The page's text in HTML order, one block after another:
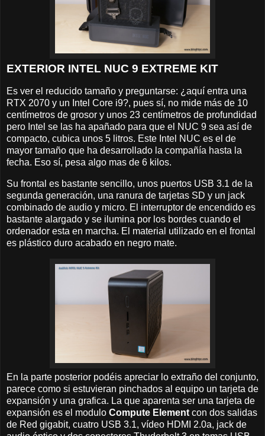
EXTERIOR INTEL NUC 9 EXTREME KIT
Es ver el reducido tamaño y preguntarse: ¿aquí entra una
RTX 2070 y un Intel Core i9?, pues sí, no mide más de 10
centímetros de grosor y unos 23 centímetros de profundidad
pero Intel se las ha apañado para que el NUC 9 sea así de
compacto, cubica unos 5 litros. Este Intel NUC es el de
mayor tamaño que ha desarrollado la compañía hasta la
fecha. Eso sí, pesa algo mas de 6 kilos.
Su frontal es bastante sencillo, unos puertos USB 3.1 de la
segunda generación, una ranura de tarjetas SD y un jack
combinado de audio y micro. El interruptor de encendido es
bastante alargado y se ilumina por los bordes cuando el
ordenador esta en marcha. El material utilizado en el frontal
es plástico duro acabado en negro mate.
En la parte posterior podéis apreciar lo extraño del conjunto,
parece como si estuvieran pinchados al equipo un tarjeta de
expansión y una grafica. La que aparenta ser una tarjeta de
expansión es el modulo Compute Element con dos salidas
de Red gigabit, cuatro USB 3.1, vídeo HDMI 2.0a, jack de